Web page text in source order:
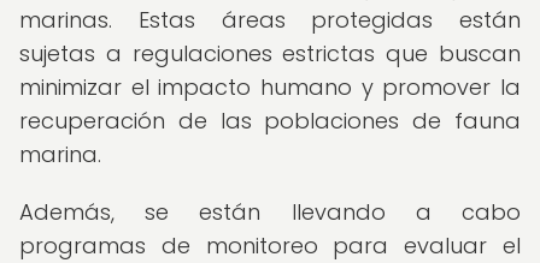
marinas. Estas áreas protegidas están
sujetas a regulaciones estrictas que buscan
minimizar el impacto humano y promover la
recuperación de las poblaciones de fauna
marina.
Además, se están llevando a cabo
programas de monitoreo para evaluar el